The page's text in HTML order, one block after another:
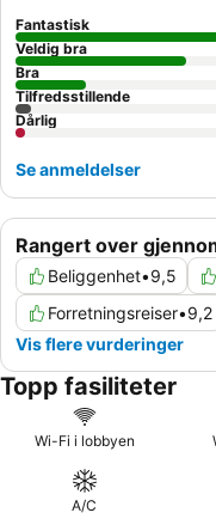
Rangert over
Beliggenhet•9,5
Forretningsreiser•9,2
Vis flere vurderinger
Fantastisk
Veldig bra
Bra
Tilfredsstillende
Dårlig
Se anmeldelser
Topp fasiliteter
Wi-Fi i lobbyen
A/C